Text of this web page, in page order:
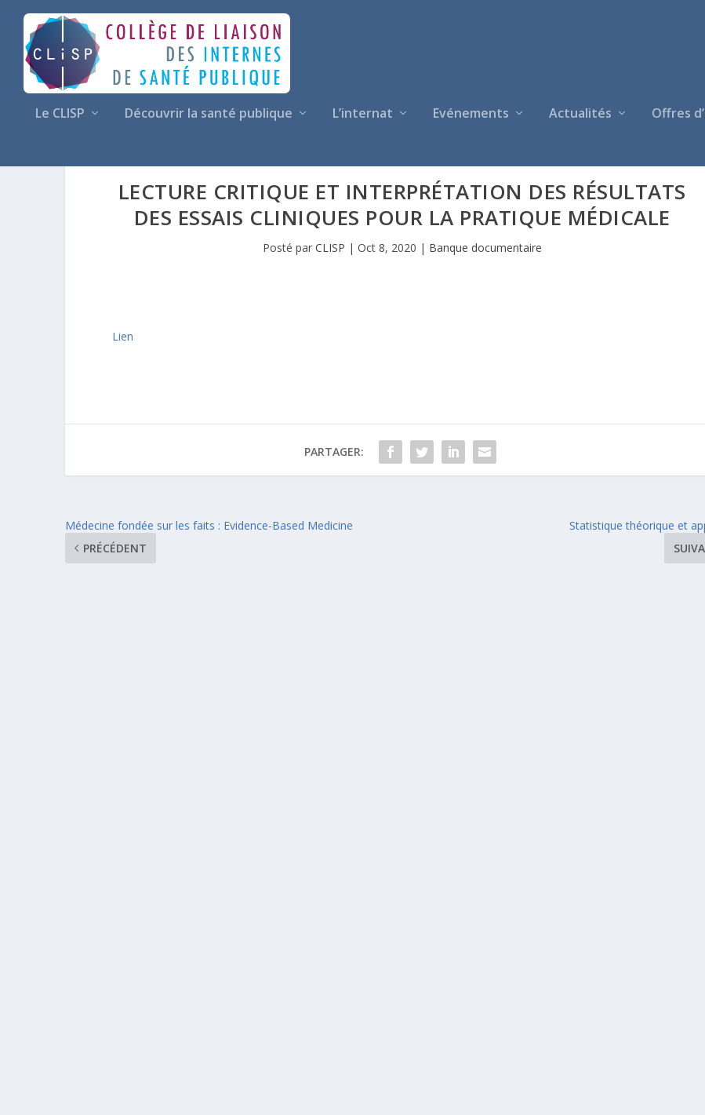
Le CLISP Découvrir la santé publique L’internat Evénements Actualités Offres
LECTURE CRITIQUE ET INTERPRÉTATION DES RÉSULTATS
DES ESSAIS CLINIQUES POUR LA PRATIQUE MÉDICALE
Posté par CLISP | Oct 8, 2020 | Banque documentaire
Lien
PARTAGER:
Médecine fondée sur les faits : Evidence-Based Medicine
PRÉCÉDENT
Statistique théorique et